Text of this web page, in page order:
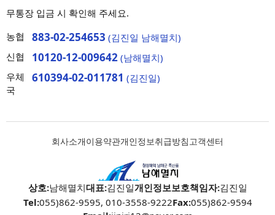
무통장 입금 시 확인해 주세요.
농협
883-02-254653 (김진일 남해멸치)
신협
10120-12-009642 (남해멸치)
우체
국
610394-02-011781 (김진일)
회사소개이용약관개인정보취급방침고객센터
상호:남해멸치대표:김진일개인정보보호책임자:김진일
Tel:055)862-9595, 010-3558-9222Fax:055)862-9594